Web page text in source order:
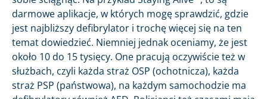
darmowe aplikacje, w których mogę sprawdzić, gdzie
jest najbliższy defibrylator i trochę więcej się na ten
temat dowiedzieć. Niemniej jednak oceniamy, że jest
około 10 do 15 tysięcy. One pracują oczywiście też w
służbach, czyli każda straż OSP (ochotnicza), każda
straż PSP (państwowa), na każdym samochodzie ma